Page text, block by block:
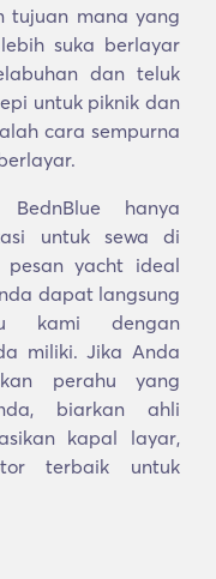
tujuan mana yang
suka berlayar
dan teluk
untuk piknik dan
cara sempurna
hanya
untuk sewa di
pesan yacht ideal
dapat langsung
kami dengan
miliki. Jika Anda
perahu yang
biarkan ahli
kapal layar,
terbaik untuk